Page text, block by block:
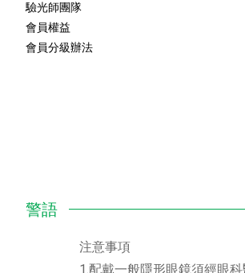
驗光師團隊
會員權益
會員分級辦法
注意事項
1.配戴一般隱形眼鏡須經眼